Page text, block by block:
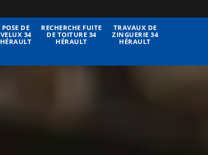
POSE DE
VELUX 34
HÉRAULT
RECHERCHE FUITE
DE TOITURE 34
HÉRAULT
TRAVAUX DE
ZINGUERIE 34
HÉRAULT